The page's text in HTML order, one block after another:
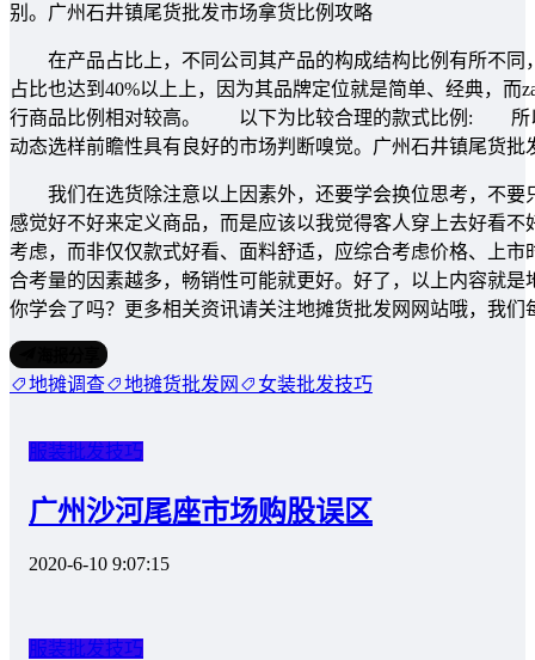
别。广州石井镇尾货批发市场拿货比例攻略
在产品占比上，不同公司其产品的构成结构比例有所不同
占比也达到40%以上上，因为其品牌定位就是简单、经典，
行商品比例相对较高。 以下为比较合理的款式比例: 所以
动态选样前瞻性具有良好的市场判断嗅觉。广州石井镇尾货批
我们在选货除注意以上因素外，还要学会换位思考，不要
感觉好不好来定义商品，而是应该以我觉得客人穿上去好
考虑，而非仅仅款式好看、面料舒适，应综合考虑价格、上
合考量的因素越多，畅销性可能就更好。好了，以上内容就
你学会了吗？更多相关资讯请关注地摊货批发网网站哦，我
地摊调查 地摊货批发网 女装批发技巧
服装批发技巧
广州沙河尾座市场购股误区
2020-6-10 9:07:15
服装批发技巧